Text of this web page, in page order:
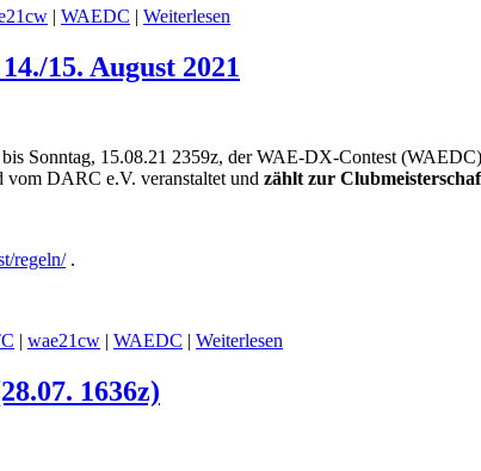
| WAEDC | Weiterlesen
15. August 2021
Sonntag, 15.08.21 2359z, der WAE-DX-Contest
vom DARC e.V. veranstaltet und zählt zur
regeln/.
wae21cw WAEDC Weiterlesen
1636z)